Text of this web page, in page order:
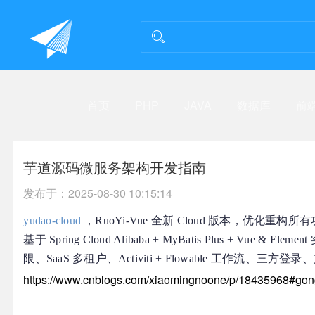
芋道源码微服务架构开发指南
发布于：2025-08-30 10:15:14
yudao-cloud ，RuoYi-Vue 全新 Cloud 版本，优化重构所有
基于 Spring Cloud Alibaba + MyBatis Plus + Vue &
限、SaaS 多租户、Activiti + Flowable 工作流、三方登录
https://www.cnblogs.com/xiaomingnoone/p/